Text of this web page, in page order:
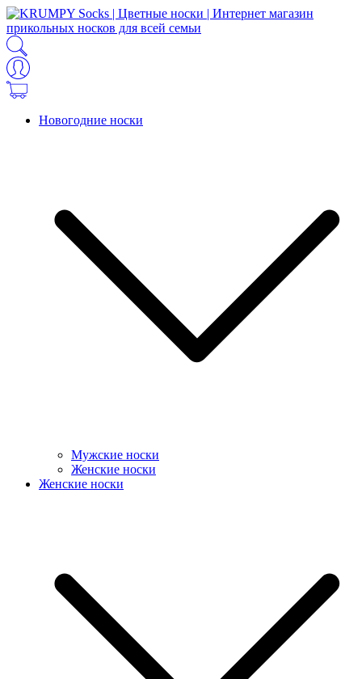
Новогодние носки
Мужские носки
Женские носки
Женские носки